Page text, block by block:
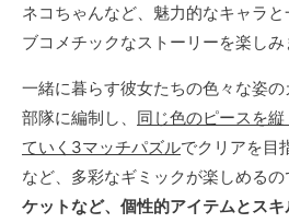
ネコちゃんなど、魅力的なキャラ
ブコメチックなストーリーを楽しみ
一緒に暮らす彼女たちの色々な姿
部隊に編制し、 同じ色のピースを
ていく3マッチパズルでクリアを目
など、多彩なギミックが楽しめるの
ケットなど、個性的アイテムとスキ